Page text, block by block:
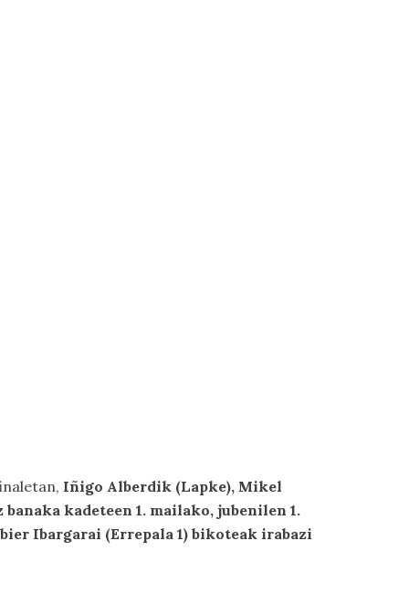
Iñigo Alberdik (Lapke), Mikel
kadeteen 1. mailako, jubenilen 1.
Ibargarai (Errepala 1) bikoteak irabazi